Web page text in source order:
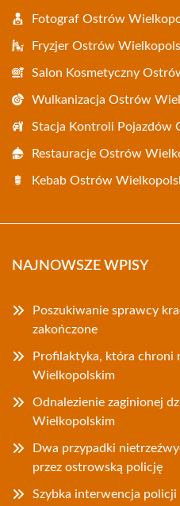
Fotograf Ostrów
Fryzjer Ostrów
Salon Kosmetyczny
Wulkanizacja Ostrów
Stacja Kontroli Pojazdów
Restauracje Ostrów
Kebab Ostrów
NAJNOWSZE WPISY
Poszukiwanie sprawcy
zakończone
Profilaktyka, która chroni
Wielkopolskim
Odnalezienie zaginionej
Wielkopolskim
Dwa przypadki
przez ostrowską policję
Szybka interwencja